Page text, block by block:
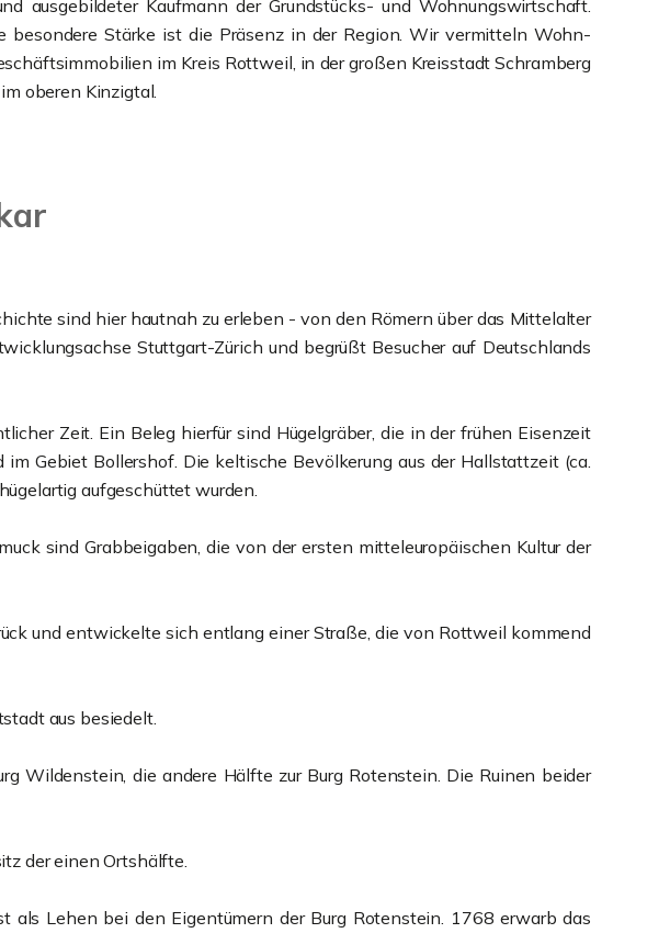
ausgebildeter Kaufmann der Grundstücks- und Wohnungswirtschaft.
besondere Stärke ist die Präsenz in der Region. Wir vermitteln Wohn-
im Kreis Rottweil, in der großen Kreisstadt Schramberg
oberen Kinzigtal.
sind hier hautnah zu erleben - von den Römern über das Mittelalter
Stuttgart-Zürich und begrüßt Besucher auf Deutschlands
Zeit. Ein Beleg hierfür sind Hügelgräber, die in der frühen Eisenzeit
Gebiet Bollershof. Die keltische Bevölkerung aus der Hallstattzeit (ca.
aufgeschüttet wurden.
sind Grabbeigaben, die von der ersten mitteleuropäischen Kultur der
und entwickelte sich entlang einer Straße, die von Rottweil kommend
aus besiedelt.
Wildenstein, die andere Hälfte zur Burg Rotenstein. Die Ruinen beider
der einen Ortshälfte.
als Lehen bei den Eigentümern der Burg Rotenstein. 1768 erwarb das